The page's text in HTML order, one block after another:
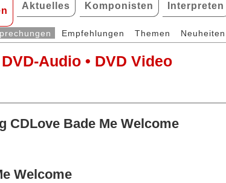
Aktuelles Komponisten Interpreten
Empfehlungen Themen Neuheiten
DVD-Audio • DVD Video
CDLove Bade Me Welcome
Welcome